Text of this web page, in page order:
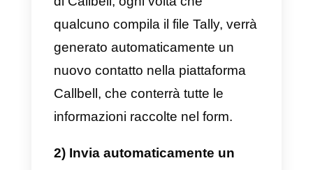
Dopo aver completato il processo
di installazione, avrai accesso al
file Documentazione dell’API di
Callbellper integrare il tuo
account WhatsApp aziendale
Tally in base alle tue esigenze.